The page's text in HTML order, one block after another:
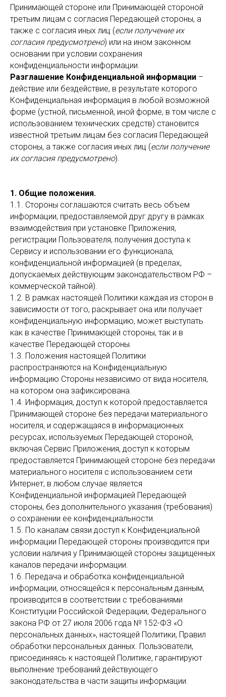
Принимающей стороне или Принимающей стороной
третьим лицам с согласия Передающей стороны, а
также с согласия иных лиц (если получение их
согласия предусмотрено) или на ином законном
основании при условии сохранения
конфиденциальности информации.
Разглашение Конфиденциальной информации –
действие или бездействие, в результате которого
Конфиденциальная информация в любой возможной
форме (устной, письменной, иной форме, в том числе с
использованием технических средств) становится
известной третьим лицам без согласия Передающей
стороны, а также согласия иных лиц (если получение
их согласия предусмотрено).
1. Общие положения.
1.1. Стороны соглашаются считать весь объем
информации, предоставляемой друг другу в рамках
взаимодействия при установке Приложения,
регистрации Пользователя, получения доступа к
Сервису и использовании его функционала,
конфиденциальной информацией (в пределах,
допускаемых действующим законодательством РФ –
коммерческой тайной).
1.2. В рамках настоящей Политики каждая из сторон в
зависимости от того, раскрывает она или получает
конфиденциальную информацию, может выступать
как в качестве Принимающей стороны, так и в
качестве Передающей стороны.
1.3. Положения настоящей Политики
распространяются на Конфиденциальную
информацию Стороны независимо от вида носителя,
на котором она зафиксирована.
1.4. Информация, доступ к которой предоставляется
Принимающей стороне без передачи материального
носителя, и содержащаяся в информационных
ресурсах, используемых Передающей стороной,
включая Сервис Приложения, доступ к которым
предоставляется Принимающей стороне без передачи
материального носителя с использованием сети
Интернет, в любом случае является
Конфиденциальной информацией Передающей
стороны, без дополнительного указания (требования)
о сохранении ее конфиденциальности.
1.5. По каналам связи доступ к Конфиденциальной
информации Передающей стороны производится при
условии наличия у Принимающей стороны защищенных
каналов передачи информации.
1.6. Передача и обработка конфиденциальной
информации, относящейся к персональным данным,
производится в соответствии с требованиями
Конституции Российской Федерации, Федерального
закона РФ от 27 июля 2006 года № 152-ФЗ «О
персональных данных», настоящей Политики, Правил
обработки персональных данных. Пользователи,
присоединяясь к настоящей Политике, гарантируют
выполнение требований действующего
законодательства в части защиты информации.